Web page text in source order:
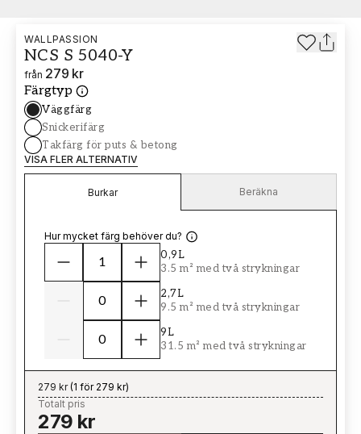
WALLPASSION
NCS S 5040-Y
från 279 kr
Färgtyp
Väggfärg
Snickerifärg
Takfärg för puts & betong
VISA FLER ALTERNATIV
Burkar Beräkna
Hur mycket färg behöver du?
0,9L
3.5 m² med två strykningar
2,7L
9.5 m² med två strykningar
9L
31.5 m² med två strykningar
279 kr(1 för 279 kr)
Totalt pris
279 kr